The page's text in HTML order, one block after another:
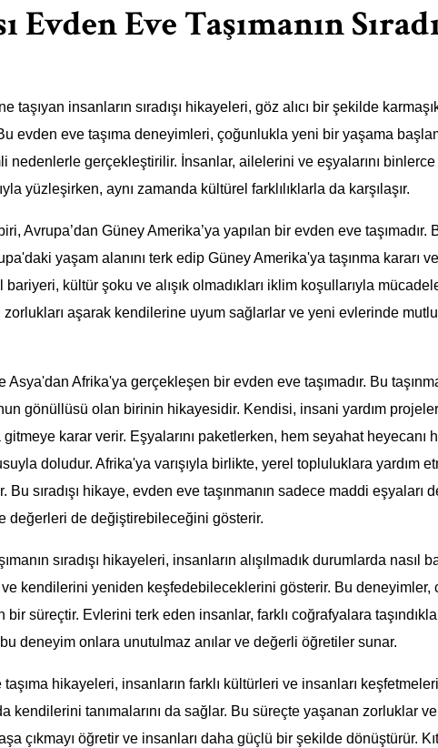
Evden Eve Taşımanın
taşıyan insanların sıradışı hikayeleri, göz alıcı bir şekilde
evden eve taşıma deneyimleri, çoğunlukla yeni bir yaşama
nedenlerle gerçekleştirilir. İnsanlar, ailelerini ve eşyalarını
yüzleşirken, aynı zamanda kültürel farklılıklarla da karşılaşır.
Avrupa’dan Güney Amerika’ya yapılan bir evden eve taşımadır.
yaşam alanını terk edip Güney Amerika'ya taşınma kararı
kültür şoku ve alışık olmadıkları iklim koşullarıyla
zorlukları aşarak kendilerine uyum sağlarlar ve yeni evlerinde
Afrika'ya gerçekleşen bir evden eve taşımadır. Bu
gönüllüsü olan birinin hikayesidir. Kendisi, insani yardım
karar verir. Eşyalarını paketlerken, hem seyahat heyecanı
doludur. Afrika'ya varışıyla birlikte, yerel topluluklara yardım
Bu sıradışı hikaye, evden eve taşınmanın sadece maddi eşyaları
değerleri de değiştirebileceğini gösterir.
sıradışı hikayeleri, insanların alışılmadık durumlarda nasıl
kendilerini yeniden keşfedebileceklerini gösterir. Bu deneyimler,
süreçtir. Evlerini terk eden insanlar, farklı coğrafyalara
deneyim onlara unutulmaz anılar ve değerli öğretiler sunar.
taşıma hikayeleri, insanların farklı kültürleri ve insanları
kendilerini tanımalarını da sağlar. Bu süreçte yaşanan zorluklar ve
çıkmayı öğretir ve insanları daha güçlü bir şekilde dönüştürür.